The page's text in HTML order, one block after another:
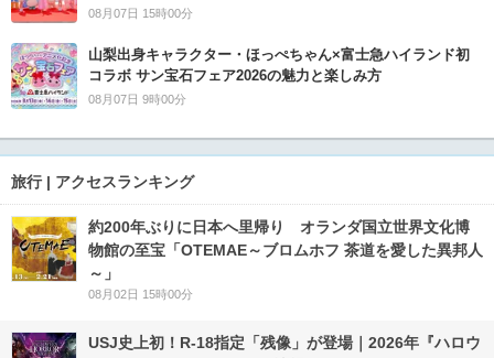
08月07日 15時00分
山梨出身キャラクター・ほっぺちゃん×富士急ハイランド初
コラボ サン宝石フェア2026の魅力と楽しみ方
08月07日 9時00分
旅行 | アクセスランキング
約200年ぶりに日本へ里帰り オランダ国立世界文化博
物館の至宝「OTEMAE～ブロムホフ 茶道を愛した異邦人
～」
08月02日 15時00分
USJ史上初！R-18指定「残像」が登場｜2026年『ハロウ